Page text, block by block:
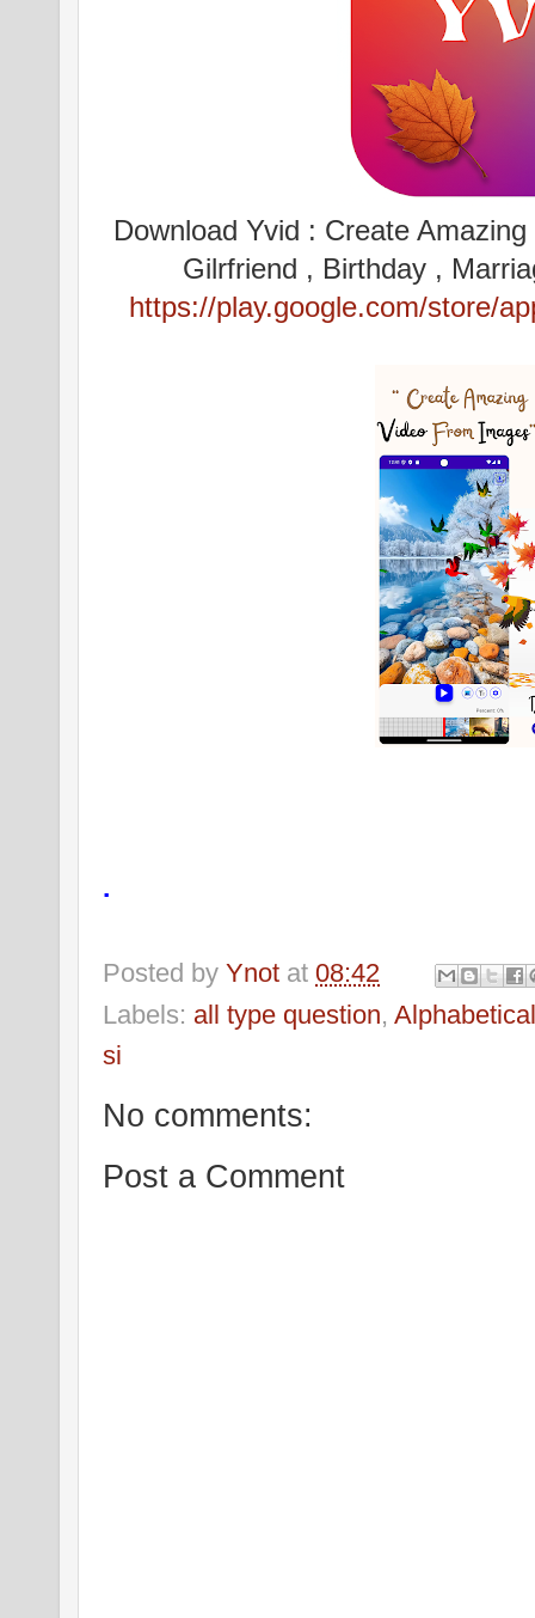
Download Yvid : Create
Gilrfriend , Birthday ,
https://play.google.com/store/
.
Posted by Ynot at 08:42
Labels: all type question, Alphabetical
si
No comments:
Post a Comment